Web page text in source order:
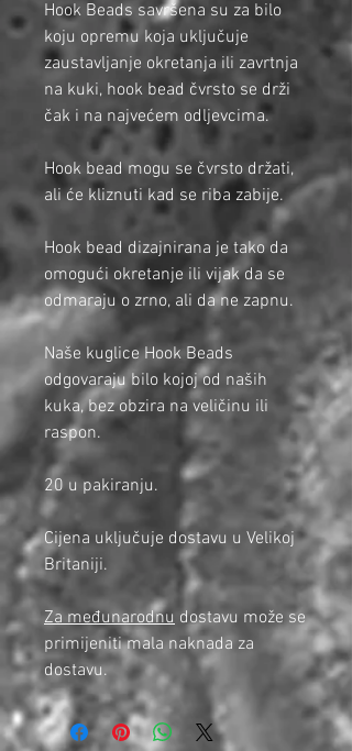
Hook Beads savršena su za bilo
koju opremu koja uključuje
zaustavljanje okretanja ili zavrtnja
na kuki, hook bead čvrsto se drži
čak i na najvećem odljevcima.
Hook bead mogu se čvrsto držati,
ali će kliznuti kad se riba zabije.
Hook bead dizajnirana je tako da
omogući okretanje ili vijak da se
odmaraju o zrno, ali da ne zapnu.
Naše kuglice Hook Beads
odgovaraju bilo kojoj od naših
kuka, bez obzira na veličinu ili
raspon.
20 u pakiranju.
Cijena uključuje dostavu u Velikoj
Britaniji.
Za međunarodnu dostavu može se
primijeniti mala naknada za
dostavu.